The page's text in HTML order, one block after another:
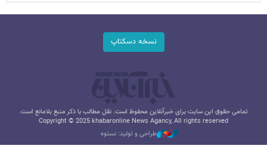
نسخه دسکتاپ
تمامی حقوق این سایت برای خبرآنلاین محفوظ است. نقل مطالب با ذکر منبع بلامانع است.
Copyright © 2025 khabaronline News Agancy, All rights reserved
طراحی و تولید: نستوه